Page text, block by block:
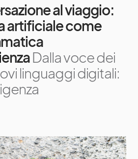
al viaggio:
artificiale come
Dalla voce dei
linguaggi digitali: